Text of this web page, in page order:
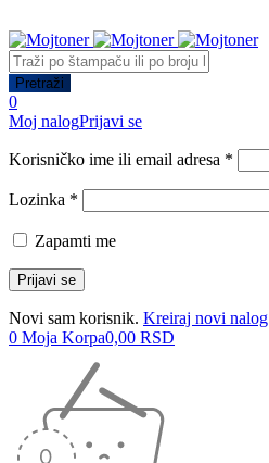
0
Moj nalogPrijavi se
Korisničko ime ili email adresa *
Lozinka *
Zapamti me
Novi sam korisnik. Kreiraj novi nalog
0 Moja Korpa0,00 RSD